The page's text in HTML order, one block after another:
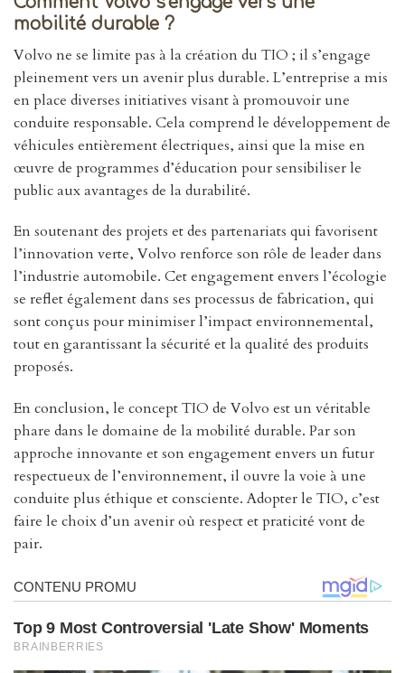
mobilité durable ?
Volvo ne se limite pas à la création du TIO ; il s’engage
pleinement vers un avenir plus durable. L’entreprise a mis
en place diverses initiatives visant à promouvoir une
conduite responsable. Cela comprend le développement de
véhicules entièrement électriques, ainsi que la mise en
œuvre de programmes d’éducation pour sensibiliser le
public aux avantages de la durabilité.
En soutenant des projets et des partenariats qui favorisent
l’innovation verte, Volvo renforce son rôle de leader dans
l’industrie automobile. Cet engagement envers l’écologie
se reflet également dans ses processus de fabrication, qui
sont conçus pour minimiser l’impact environnemental,
tout en garantissant la sécurité et la qualité des produits
proposés.
En conclusion, le concept TIO de Volvo est un véritable
phare dans le domaine de la mobilité durable. Par son
approche innovante et son engagement envers un futur
respectueux de l’environnement, il ouvre la voie à une
conduite plus éthique et consciente. Adopter le TIO, c’est
faire le choix d’un avenir où respect et praticité vont de
pair.